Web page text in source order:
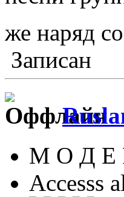
же наряд
Записан
М О Д Е
Accesss